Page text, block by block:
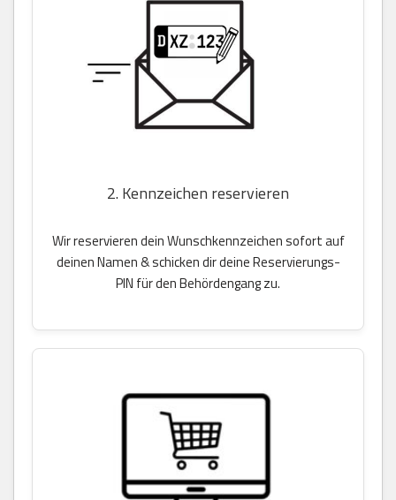
2. Kennzeichen reservieren
Wir reservieren dein Wunschkennzeichen sofort auf
deinen Namen & schicken dir deine Reservierungs-
PIN für den Behördengang zu.